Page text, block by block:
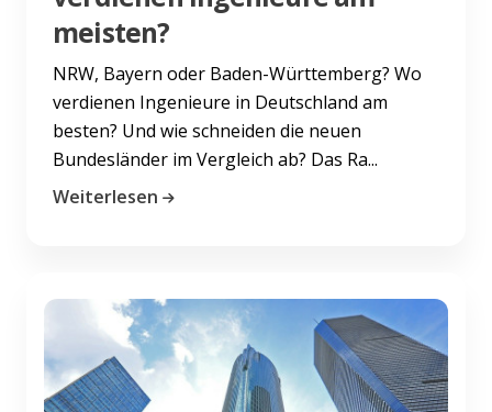
meisten?
NRW, Bayern oder Baden-Württemberg? Wo
verdienen Ingenieure in Deutschland am
besten? Und wie schneiden die neuen
Bundesländer im Vergleich ab? Das Ra...
Weiterlesen